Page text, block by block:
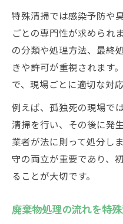
廃棄物処理量
解説
特殊清掃現場から
特殊清掃現場で
対策
廃棄物処理と
理解
特殊清掃にお
産業廃棄物やし
廃棄物処理法の3原
特殊清掃では感染予防や
ごとの専門性が求められ
の分類や処理方法、最終
きや許可が重視されます
で、現場ごとに適切な対
例えば、孤独死の現場で
清掃を行い、その後に発
業者が法に則って処分し
守の両立が重要であり、
ることが大切です。
廃棄物処理の流れを特